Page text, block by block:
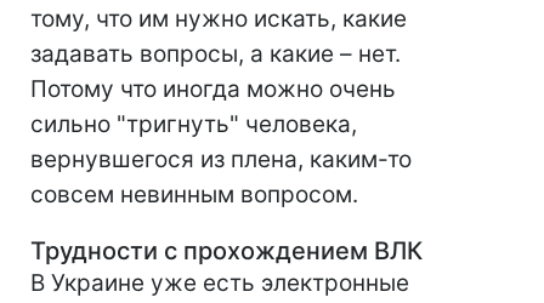
тому, что им нужно искать, какие
задавать вопросы, а какие – нет.
Потому что иногда можно очень
сильно "тригнуть" человека,
вернувшегося из плена, каким-то
совсем невинным вопросом.
Трудности с прохождением ВЛК
В Украине уже есть электронные